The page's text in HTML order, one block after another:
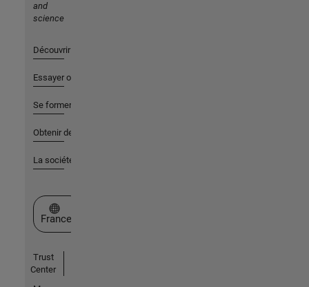
and
science
Découvrir les produits
Essayer ou acheter
Se former
Obtenir de l'aide
La société
Sélectionner un site web
France
Trust
Center